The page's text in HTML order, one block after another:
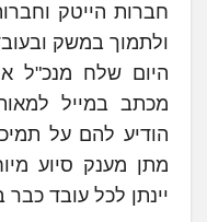
חברות הייטק
ולתמוך במשק
היום שלח מנכ"ל
מכתב במייל
הודיע להם על
מתן מענק סיוע
יינתן לכל עובד